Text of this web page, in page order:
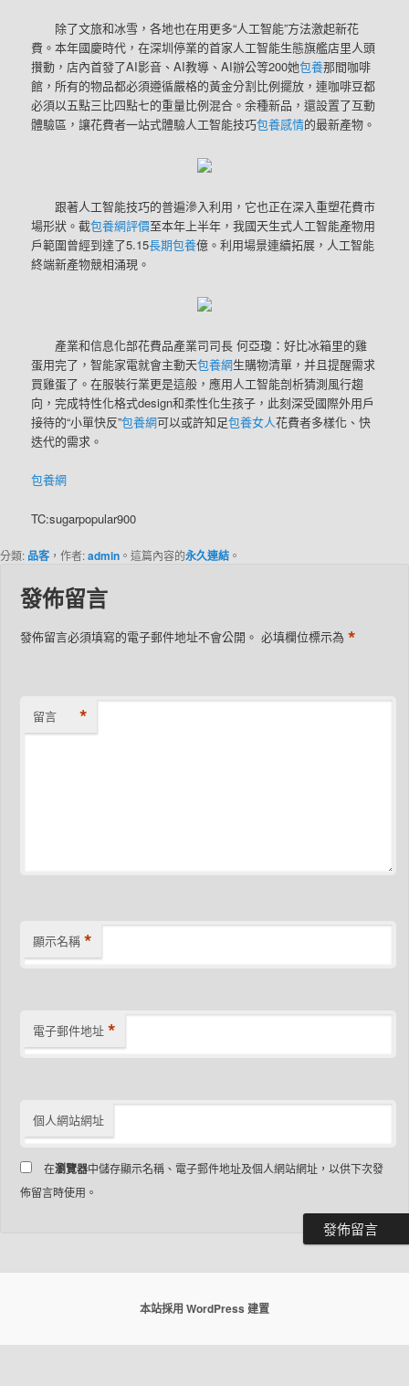
除了文旅和冰雪，各地也在用更多“人工智能”方法激起新花
費。本年國慶時代，在深圳停業的首家人工智能生態旗艦店里人頭
攢動，店內首發了AI影音、AI教導、AI辦公等200她包養那間咖啡
館，所有的物品都必須遵循嚴格的黃金分割比例擺放，連咖啡豆都
必須以五點三比四點七的重量比例混合。余種新品，還設置了互動
體驗區，讓花費者一站式體驗人工智能技巧包養感情的最新產物。
跟著人工智能技巧的普遍滲入利用，它也正在深入重塑花費市
場形狀。截包養網評價至本年上半年，我國天生式人工智能產物用
戶範圍曾經到達了5.15長期包養億。利用場景連續拓展，人工智能
終端新產物競相涌現。
產業和信息化部花費品產業司司長 何亞瓊：好比冰箱里的雞
蛋用完了，智能家電就會主動天包養網生購物清單，并且提醒需求
買雞蛋了。在服裝行業更是這般，應用人工智能剖析猜測風行趨
向，完成特性化格式design和柔性化生孩子，此刻深受國際外用戶
接待的“小單快反”包養網可以或許知足包養女人花費者多樣化、快
迭代的需求。
包養網
TC:sugarpopular900
分類: 品客 ，作者:admin 。這篇內容的永久連結 。
發佈留言
發佈留言必須填寫的電子郵件地址不會公開。 必填欄位標示為*
留言 *
顯示名稱 *
電子郵件地址 *
個人網站網址
在瀏覽器中儲存顯示名稱、電子郵件地址及個人網站網址，以供下次發
佈留言時使用。
本站採用 WordPress 建置